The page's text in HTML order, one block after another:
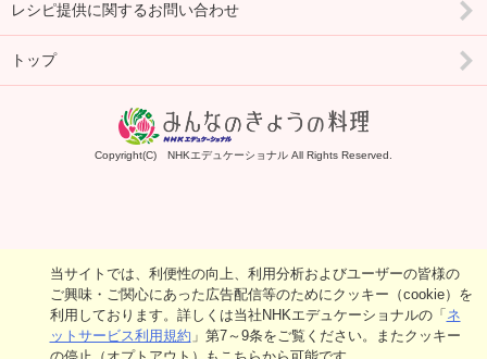
レシピ提供に関するお問い合わせ
トップ
Copyright(C) NHKエデュケーショナル All Rights Reserved.
当サイトでは、利便性の向上、利用分析およびユーザーの皆様の
ご興味・ご関心にあった広告配信等のためにクッキー（cookie）を
利用しております。詳しくは当社NHKエデュケーショナルの「ネ
ットサービス利用規約 」第7～9条をご覧ください。またクッキー